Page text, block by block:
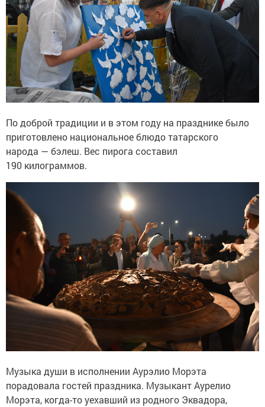
По доброй традиции и в этом году на празднике было
приготовлено национальное блюдо татарского
народа — бэлеш. Вес пирога составил
190 килограммов.
Музыка души в исполнении Аурэлио Морэта
порадовала гостей праздника. Музыкант Аурелио
Морэта, когда-то уехавший из родного Эквадора,